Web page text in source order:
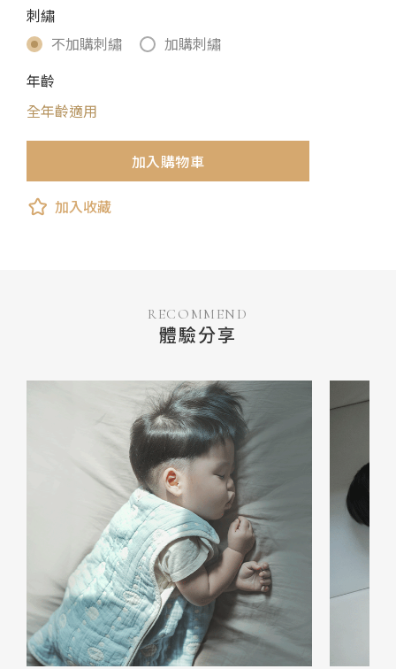
刺繡
不加購刺繡
加購刺繡
年齡
全年齡適用
加入購物車
加入收藏
RECOMMEND
體驗分享